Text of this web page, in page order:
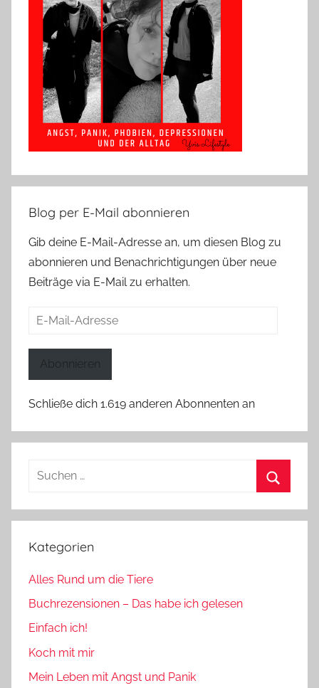
Blog per E-Mail abonnieren
Gib deine E-Mail-Adresse an, um diesen Blog zu
abonnieren und Benachrichtigungen über neue
Beiträge via E-Mail zu erhalten.
E-
Abonnieren
Schließe dich 1.619 anderen Abonnenten an
Suchen
Kategorien
Alles Rund um die Tiere
Buchrezensionen – Das habe ich gelesen
Einfach ich!
Koch mit mir
Mein Leben mit Angst und Panik